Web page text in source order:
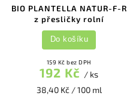
BIO PLANTELLA NATUR-F-R
z přesličky rolní
159 Kč bez DPH
192 Kč / ks
38,40 Kč / 100 ml
Do košíku